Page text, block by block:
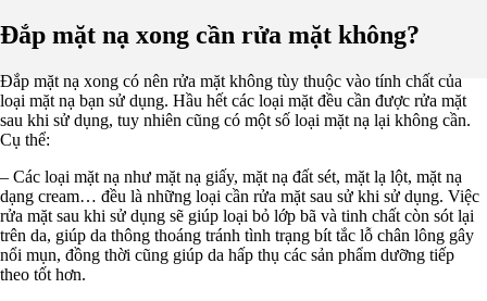
Đắp mặt nạ xong cần rửa mặt không?
Đắp mặt nạ xong có nên rửa mặt không tùy thuộc vào tính chất của
loại mặt nạ bạn sử dụng. Hầu hết các loại mặt đều cần được rửa mặt
sau khi sử dụng, tuy nhiên cũng có một số loại mặt nạ lại không cần.
Cụ thể:
– Các loại mặt nạ như mặt nạ giấy, mặt nạ đất sét, mặt lạ lột, mặt nạ
dạng cream… đều là những loại cần rửa mặt sau sử khi sử dụng. Việc
rửa mặt sau khi sử dụng sẽ giúp loại bỏ lớp bã và tinh chất còn sót lại
trên da, giúp da thông thoáng tránh tình trạng bít tắc lỗ chân lông gây
nổi mụn, đồng thời cũng giúp da hấp thụ các sản phẩm dưỡng tiếp
theo tốt hơn.